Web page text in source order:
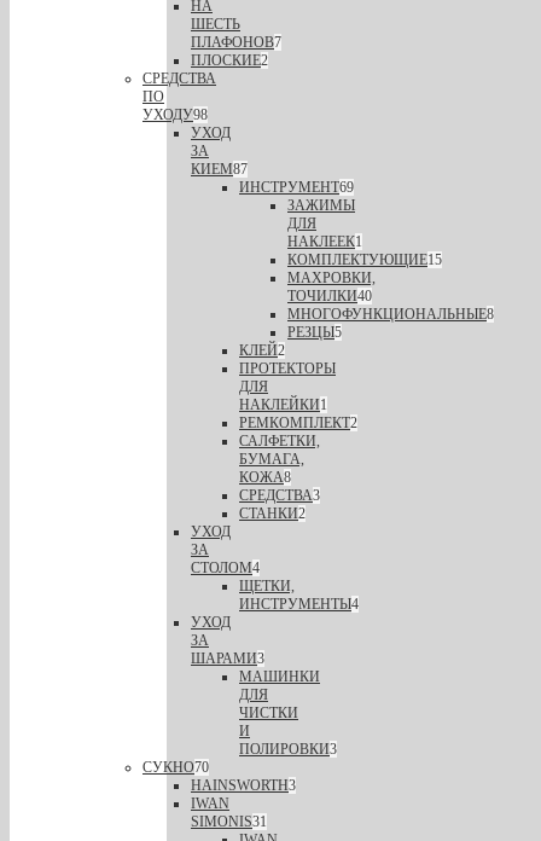
НА
ШЕСТЬ
ПЛАФОНОВ7
ПЛОСКИЕ2
СРЕДСТВА
ПО
УХОДУ98
УХОД
ЗА
КИЕМ87
ИНСТРУМЕНТ69
ЗАЖИМЫ
ДЛЯ
НАКЛЕЕК1
КОМПЛЕКТУЮЩИЕ15
МАХРОВКИ,
ТОЧИЛКИ40
МНОГОФУНКЦИОНАЛЬНЫЕ8
РЕЗЦЫ5
КЛЕЙ2
ПРОТЕКТОРЫ
ДЛЯ
НАКЛЕЙКИ1
РЕМКОМПЛЕКТ2
САЛФЕТКИ,
БУМАГА,
КОЖА8
СРЕДСТВА3
СТАНКИ2
УХОД
ЗА
СТОЛОМ4
ЩЕТКИ,
ИНСТРУМЕНТЫ4
УХОД
ЗА
ШАРАМИ3
МАШИНКИ
ДЛЯ
ЧИСТКИ
И
ПОЛИРОВКИ3
СУКНО70
HAINSWORTH3
IWAN
SIMONIS31